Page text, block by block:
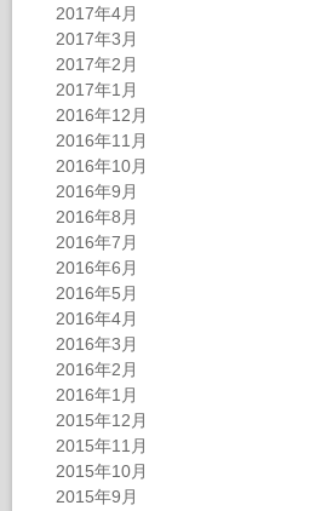
2017年4月
2017年3月
2017年2月
2017年1月
2016年12月
2016年11月
2016年10月
2016年9月
2016年8月
2016年7月
2016年6月
2016年5月
2016年4月
2016年3月
2016年2月
2016年1月
2015年12月
2015年11月
2015年10月
2015年9月